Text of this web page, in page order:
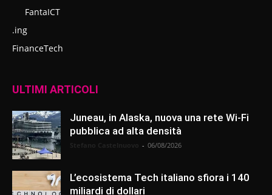
FantaICT
.ing
FinanceTech
ULTIMI ARTICOLI
Juneau, in Alaska, nuova una rete Wi-Fi
pubblica ad alta densità
- 06/08/2026
L’ecosistema Tech italiano sfiora i 140
miliardi di dollari